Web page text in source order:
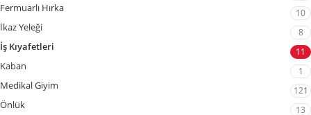
Fermuarlı Hırka 10
İkaz Yeleği 8
İş Kıyafetleri 11
Kaban 1
Medikal Giyim 121
Önlük 13